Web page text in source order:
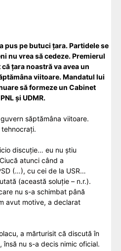
pus pe butuci țara. Partidele se
nu vrea să cedeze. Premierul
țara noastră va avea un
viitoare. Mandatul lui
să formeze un Cabinet
și UDMR.
săptămâna viitoare.
discuție… eu nu știu
atunci când a
(…), cu cei de la USR…
(această soluție – n.r.).
nu s-a schimbat până
avut motive, a declarat
a mărturisit că discută în
însă nu s-a decis nimic oficial.